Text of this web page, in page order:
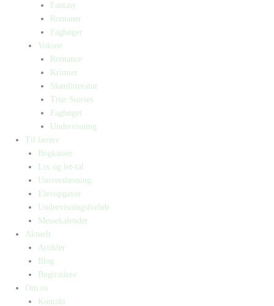
Fantasy
Romaner
Fagbøger
Voksne
Romance
Krimier
Skønlitteratur
True Stories
Fagbøger
Undervisning
Til lærere
Bogkasser
Lix og let-tal
Universlæsning
Elevopgaver
Undervisningsforløb
Messekalender
Aktuelt
Artikler
Blog
Bogtrailere
Om os
Kontakt